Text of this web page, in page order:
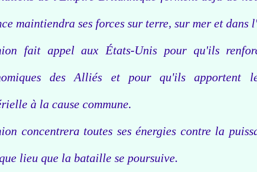
maintiendra ses forces sur terre, sur mer et dans
fait appel aux États-Unis pour qu'ils
des Alliés et pour qu'ils apportent
à la cause commune.
concentrera toutes ses énergies contre la
lieu que la bataille se poursuive.